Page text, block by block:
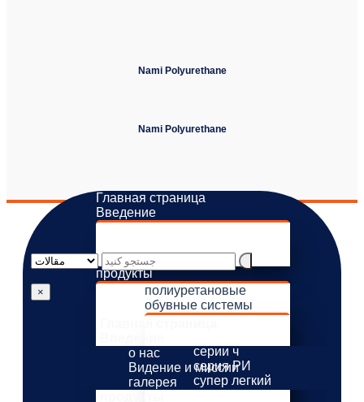
Nami Polyurethane
Nami Polyurethane
Главная страница
Введение
галерея
продукты
полиуретановые
обувные системы
серии ч
серия РИ
супер легкий
×
о нас
Видение и миссии
галерея